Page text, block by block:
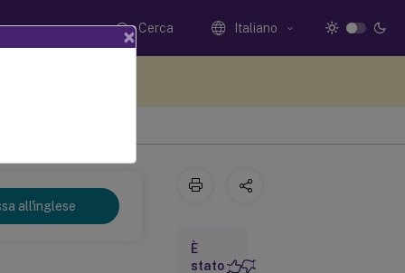
Cerca Italiano
all'inglese
È
stato
×